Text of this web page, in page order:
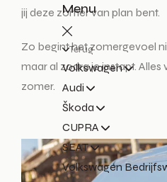
Menu
Terug
Volkswagen
Audi
Škoda
CUPRA
SEAT
Volkswagen
jij deze zomer van plan bent.
Zo begint het zomergevoel
maar al zodra je instapt.
zomer.